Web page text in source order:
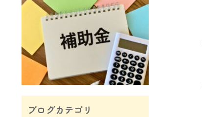
ブログカテゴリ